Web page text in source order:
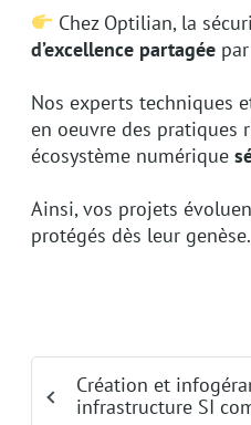
Chez Optilian, la
d’excellence partagée
Nos experts techniques
en oeuvre des pratiques
écosystème numérique
Ainsi, vos projets
protégés dès leur genèse.
Création et
infrastructure SI